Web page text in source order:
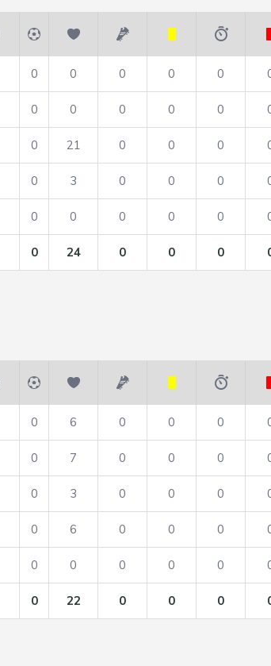
0 0 0 0 0
0 0 0 0 0
0 21 0 0 0
0 3 0 0 0
0 0 0 0 0
0 24 0 0 0
0 6 0 0 0
0 7 0 0 0
0 3 0 0 0
0 6 0 0 0
0 0 0 0 0
0 22 0 0 0